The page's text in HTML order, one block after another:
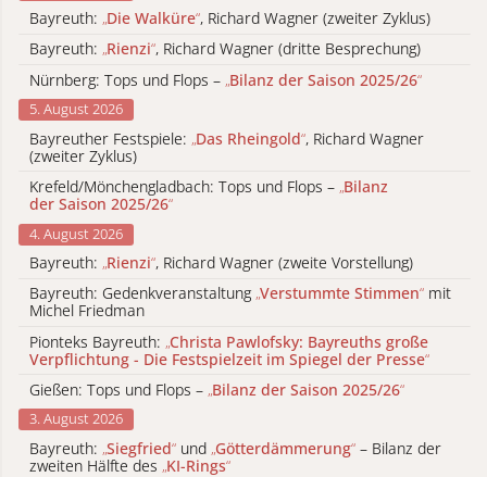
Bayreuth: „Die Walküre“, Richard Wagner (zweiter Zyklus)
Bayreuth: „Rienzi“, Richard Wagner (dritte Besprechung)
Nürnberg: Tops und Flops – „Bilanz der Saison 2025/26“
5. August 2026
Bayreuther Festspiele: „Das Rheingold“, Richard Wagner
(zweiter Zyklus)
Krefeld/Mönchengladbach: Tops und Flops – „Bilanz
der Saison 2025/26“
4. August 2026
Bayreuth: „Rienzi“, Richard Wagner (zweite Vorstellung)
Bayreuth: Gedenkveranstaltung „Verstummte Stimmen“ mit
Michel Friedman
Pionteks Bayreuth: „Christa Pawlofsky: Bayreuths große
Verpflichtung - Die Festspielzeit im Spiegel der Presse“
Gießen: Tops und Flops – „Bilanz der Saison 2025/26“
3. August 2026
Bayreuth: „Siegfried“ und „Götterdämmerung“ – Bilanz der
zweiten Hälfte des „KI-Rings“